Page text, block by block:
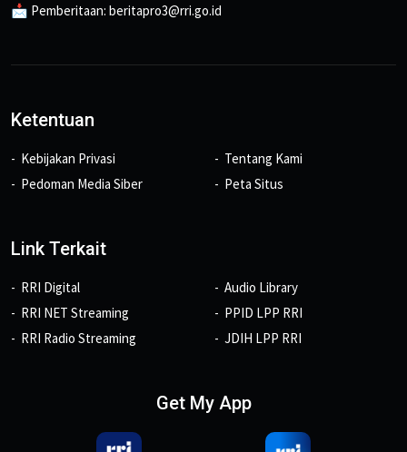
📩 Pemberitaan: beritapro3@rri.go.id
Ketentuan
Kebijakan Privasi
Pedoman Media Siber
Tentang Kami
Peta Situs
Link Terkait
RRI Digital
RRI NET Streaming
RRI Radio Streaming
Audio Library
PPID LPP RRI
JDIH LPP RRI
Get My App